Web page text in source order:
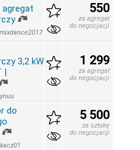
agregat
550
za agregat
do negocjacji
3,2 kW
|
1 299
za agregat
do negocjacji
do
5 500
za sztukę
do negocjacji